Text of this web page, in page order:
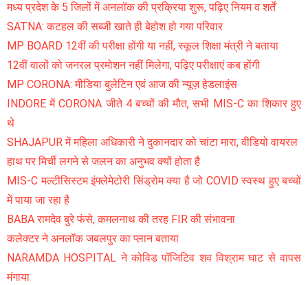
मध्य प्रदेश के 5 जिलों में अनलॉक की प्रक्रिया शुरू, पढ़िए नियम व शर्तें
SATNA: कटहल की सब्जी खाते ही बेहोश हो गया परिवार
MP BOARD 12वीं की परीक्षा होंगी या नहीं, स्कूल शिक्षा मंत्री ने बताया
12वीं वालों को जनरल प्रमोशन नहीं मिलेगा, पढ़िए परीक्षाएं कब होंगी
MP CORONA: मीडिया बुलेटिन एवं आज की न्यूज़ हेडलाइंस
INDORE में CORONA जीते 4 बच्चों की मौत, सभी MIS-C का शिकार हुए
थे
SHAJAPUR में महिला अधिकारी ने दुकानदार को चांटा मारा, वीडियो वायरल
हाथ पर मिर्ची लगने से जलन का अनुभव क्यों होता है
MIS-C मल्टीसिस्टम इंफ्लेमेटोरी सिंड्रोम क्या है जो COVID स्वस्थ हुए बच्चों
में पाया जा रहा है
BABA रामदेव बुरे फंसे, कमलनाथ की तरह FIR की संभावना
कलेक्टर ने अनलॉक जबलपुर का प्लान बताया
NARAMDA HOSPITAL ने कोविड पॉजिटिव शव विश्राम घाट से वापस
मंगाया